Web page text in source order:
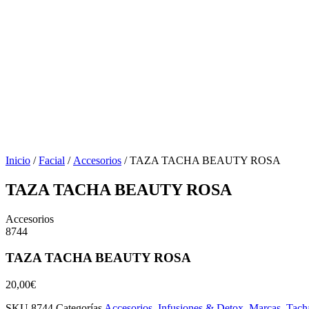
Inicio /Facial / Accesorios / TAZA TACHA BEAUTY ROSA
TAZA TACHA BEAUTY ROSA
Accesorios
8744
TAZA TACHA BEAUTY ROSA
20,00€